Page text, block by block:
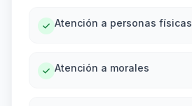
Atención a personas físicas
Atención a morales